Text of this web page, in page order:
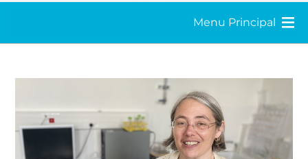
Menu Principal